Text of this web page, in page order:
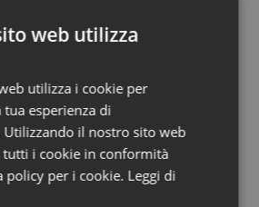
di Bolzano
di Trento
Scompenso
Infermieristica 2026: nuovi
di responsabilità e autonomia
Medica 2026: guidare team
web utilizza
utilizza i cookie per
esperienza di
Utilizzando il nostro sito web
tutti i cookie in conformità
policy per i cookie. Leggi di